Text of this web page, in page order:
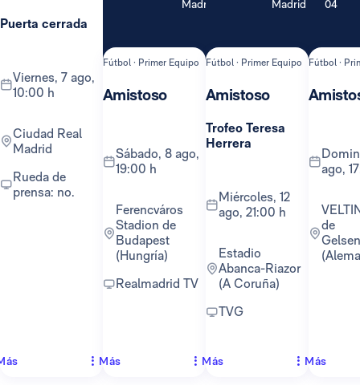
Puerta cerrada
viernes, 7 ago,
10:00 h
Ciudad Real
Madrid
Rueda de
prensa: no.
Madrid
Fútbol · Primer Equipo
Amistoso
sábado, 8 ago,
19:00 h
Ferencváros
Stadion de
Budapest
(Hungría)
Realmadrid TV
Más
Madrid
Fútbol · Primer Equipo
Amistoso
Trofeo Teresa
Herrera
miércoles, 12
ago, 21:00 h
Estadio
Abanca-Riazor
(A Coruña)
TVG
Más
04
Fútbol ·
domingo, 16
ago,
VELTINS-Arena
de
Más